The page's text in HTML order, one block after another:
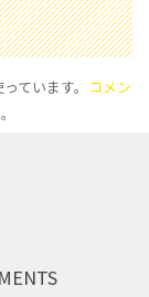
ています。 コメン
。